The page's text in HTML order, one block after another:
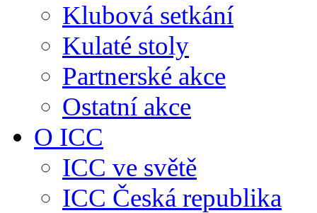
Klubová setkání
Kulaté stoly
Partnerské akce
Ostatní akce
O ICC
ICC ve světě
ICC Česká republika